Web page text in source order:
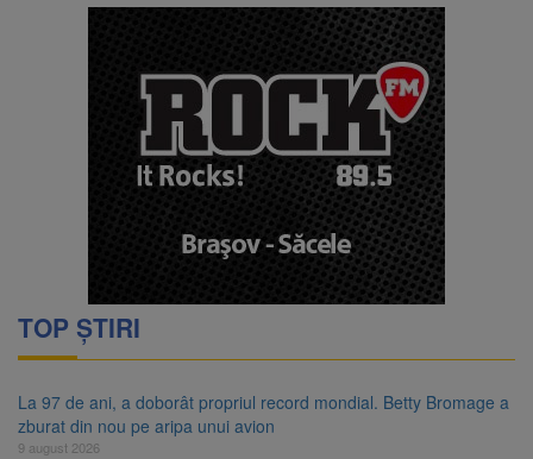
TOP ȘTIRI
La 97 de ani, a doborât propriul record mondial. Betty Bromage a
zburat din nou pe aripa unui avion
9 august 2026